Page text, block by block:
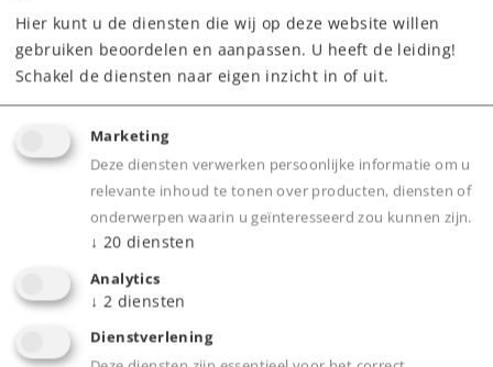
Highlights
Behoort bij de Märklin Z ambachtelijke
modellen Feinguss Edition.
Opbouw en onderstel zijn gegoten uit echt
brons.
Hier kunt u de diensten die wij op deze website willen
gebruiken beoordelen en aanpassen. U heeft de leiding!
Schakel de diensten naar eigen inzicht in of uit.
Marketing
Deze diensten verwerken persoonlijke informatie om u
relevante inhoud te tonen over producten, diensten of
onderwerpen waarin u geïnteresseerd zou kunnen zijn.
↓ 20 diensten
Analytics
↓ 2 diensten
Dienstverlening